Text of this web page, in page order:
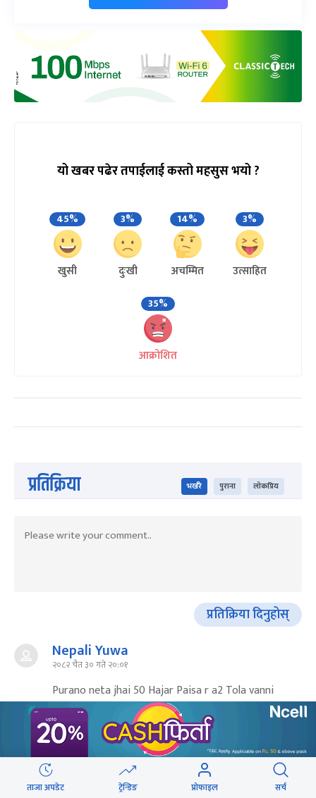
यो खबर पढेर तपाईलाई कस्तो महसुस भयो ?
45%
खुसी
3%
दुःखी
14%
अचम्मित
3%
उत्साहित
35%
आक्रोशित
प्रतिक्रिया भर्खरै पुराना लोकप्रिय
प्रतिक्रिया दिनुहोस्
Nepali Yuwa
२०८२ चैत ३० गते २०:०१
Purano neta jhai 50 Hajar Paisa r a2 Tola vanni
lekhna parne hola .
Reply
Dalli Bina
ताजा अपडेट ट्रेन्डिङ प्रोफाइल सर्च